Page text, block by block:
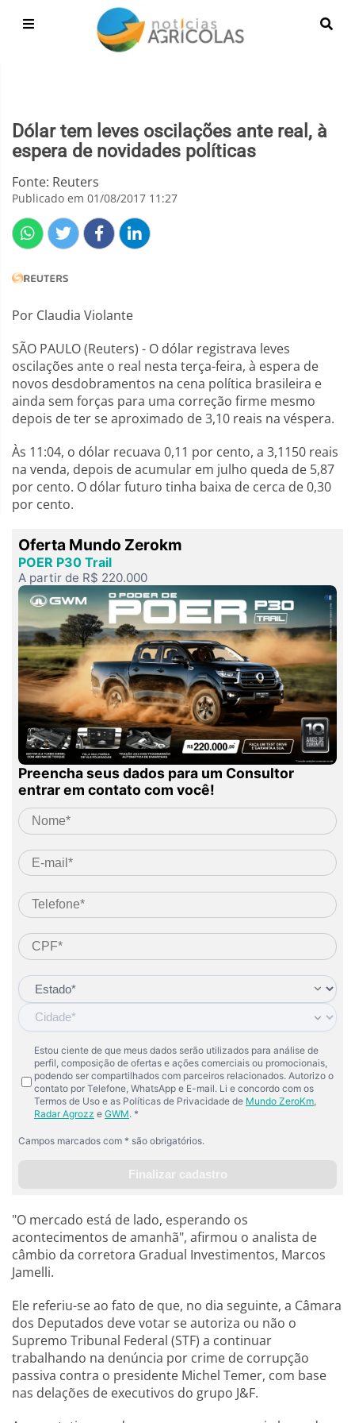
Dólar tem leves oscilações ante real, à
espera de novidades políticas
Fonte: Reuters
Publicado em 01/08/2017 11:27
Por Claudia Violante
SÃO PAULO (Reuters) - O dólar registrava leves
oscilações ante o real nesta terça-feira, à espera de
novos desdobramentos na cena política brasileira e
ainda sem forças para uma correção firme mesmo
depois de ter se aproximado de 3,10 reais na véspera.
Às 11:04, o dólar recuava 0,11 por cento, a 3,1150 reais
na venda, depois de acumular em julho queda de 5,87
por cento. O dólar futuro tinha baixa de cerca de 0,30
por cento.
"O mercado está de lado, esperando os
acontecimentos de amanhã", afirmou o analista de
câmbio da corretora Gradual Investimentos, Marcos
Jamelli.
Ele referiu-se ao fato de que, no dia seguinte, a Câmara
dos Deputados deve votar se autoriza ou não o
Supremo Tribunal Federal (STF) a continuar
trabalhando na denúncia por crime de corrupção
passiva contra o presidente Michel Temer, com base
nas delações de executivos do grupo J&F.